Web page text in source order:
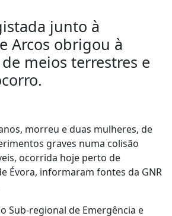
junto à
Arcos obrigou à
meios terrestres e
morreu e duas mulheres, de
graves numa colisão
ocorrida hoje perto de
Évora, informaram fontes da GNR
Sub-regional de Emergência e